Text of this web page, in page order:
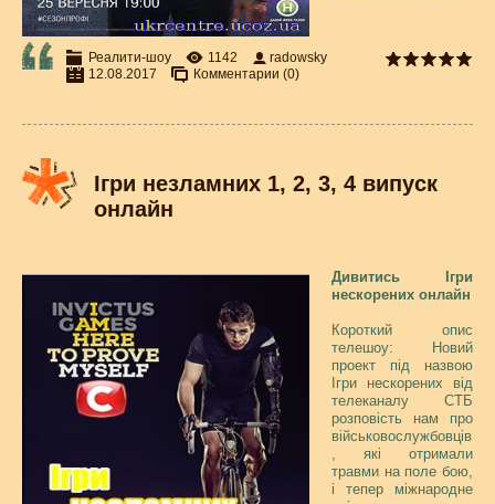
Реалити-шоу 1142
radowsky
12.08.2017
Комментарии (0)
Ігри незламних 1, 2, 3, 4 випуск
онлайн
Дивитись Ігри
нескорених онлайн
Короткий опис
телешоу: Новий
проект під назвою
Ігри нескорених від
телеканалу СТБ
розповість нам про
військовослужбовців
, які отримали
травми на поле бою,
і тепер міжнародне